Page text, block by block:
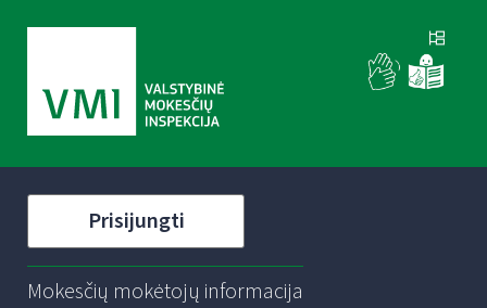
Prisijungti
Mokesčių mokėtojų informacija